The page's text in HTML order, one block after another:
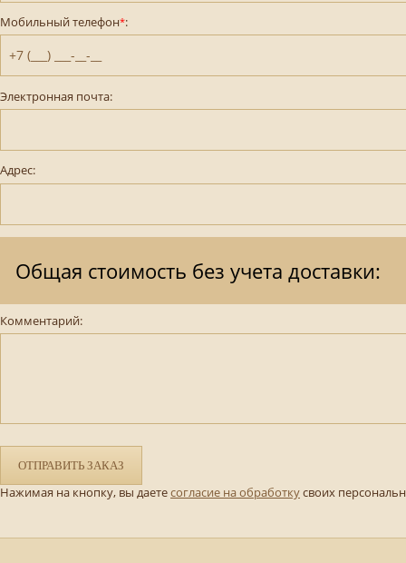
Мобильный телефон*:
+7 (___) ___-__-__
Электронная почта:
Адрес:
Общая стоимость без учета доставки:
Комментарий:
ОТПРАВИТЬ ЗАКАЗ
Нажимая на кнопку, вы даетесогласие на обработкусвоих